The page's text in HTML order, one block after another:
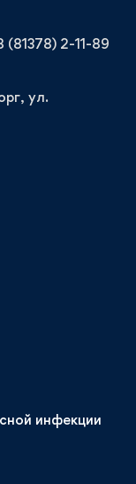
(81378) 2-11-89
ул.
инфекции